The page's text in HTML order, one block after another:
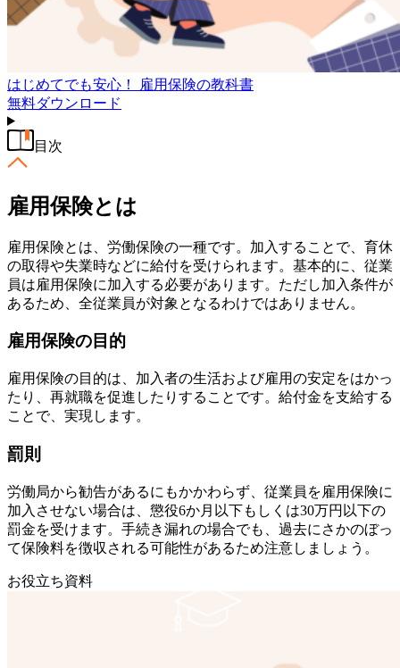
はじめてでも安心！ 雇用保険の教科書
無料ダウンロード
目次
雇用保険とは
雇用保険とは、労働保険の一種です。加入することで、育休
の取得や失業時などに給付を受けられます。基本的に、従業
員は雇用保険に加入する必要があります。ただし加入条件が
あるため、全従業員が対象となるわけではありません。
雇用保険の目的
雇用保険の目的は、加入者の生活および雇用の安定をはかっ
たり、再就職を促進したりすることです。給付金を支給する
ことで、実現します。
罰則
労働局から勧告があるにもかかわらず、従業員を雇用保険に
加入させない場合は、懲役6か月以下もしくは30万円以下の
罰金を受けます。手続き漏れの場合でも、過去にさかのぼっ
て保険料を徴収される可能性があるため注意しましょう。
お役立ち資料